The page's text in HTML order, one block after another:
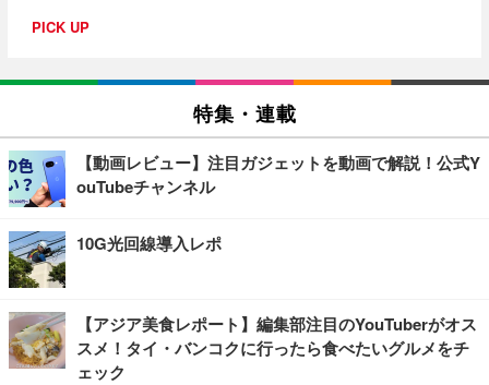
PICK UP
特集・連載
【動画レビュー】注目ガジェットを動画で解説！公式Y
ouTubeチャンネル
10G光回線導入レポ
【アジア美食レポート】編集部注目のYouTuberがオス
スメ！タイ・バンコクに行ったら食べたいグルメをチ
ェック